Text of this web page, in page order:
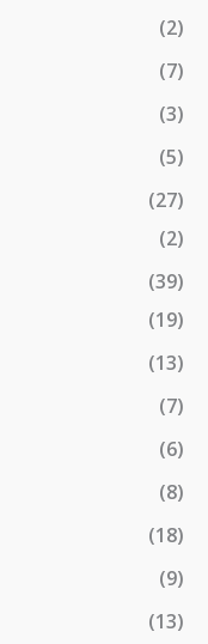
(2)
(7)
(3)
(5)
(27)
(2)
(39)
(19)
(13)
(7)
(6)
(8)
(18)
(9)
(13)